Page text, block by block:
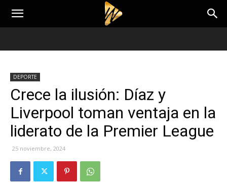
DEPORTE
Crece la ilusión: Díaz y
Liverpool toman ventaja en la
liderato de la Premier League
25 noviembre, 2024